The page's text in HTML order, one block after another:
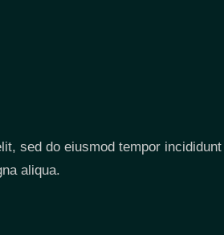
sed do eiusmod tempor incididunt
aliqua.